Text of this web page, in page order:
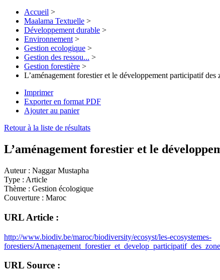
Accueil >
Maalama Textuelle >
Développement durable >
Environnement>
Gestion ecologique >
Gestion des ressou... >
Gestion forestière >
L’aménagement forestier et le développement participatif des
Imprimer
Exporter en format PDF
Ajouter au panier
Retour à la liste de résultats
L’aménagement forestier et le
Auteur : Naggar Mustapha
Type : Article
Thème : Gestion écologique
Couverture : Maroc
URL Article :
http://www.biodiv.be/maroc/biodiversity/ecosyst/les-ecosystemes-
forestiers/
URL Source :